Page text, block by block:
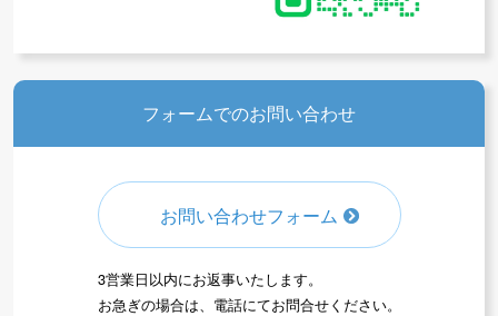
フォームでのお問い合わせ
お問い合わせフォーム
3営業日以内にお返事いたします。
お急ぎの場合は、電話にてお問合せください。